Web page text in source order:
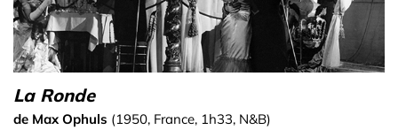
La Ronde
de Max Ophuls (1950, France, 1h33, N&B)